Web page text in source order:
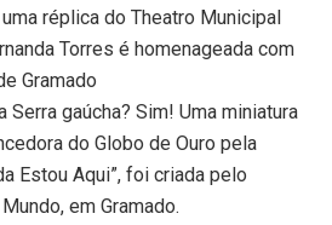
réplica do Theatro Municipal
Torres é homenageada com
Gramado
Serra gaúcha? Sim! Uma miniatura
do Globo de Ouro pela
Estou Aqui”, foi criada pelo
em Gramado.